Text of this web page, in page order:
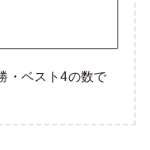
・ベスト4の数で